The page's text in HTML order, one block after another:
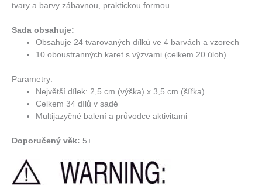
tvary a barvy zábavnou, praktickou formou.
Sada obsahuje:
Obsahuje 24 tvarovaných dílků ve 4 barvách a vzorech
10 oboustranných karet s výzvami (celkem 20 úloh)
Parametry:
Největší dílek: 2,5 cm (výška) x 3,5 cm (šířka)
Celkem 34 dílů v sadě
Multijazyčné balení a průvodce aktivitami
Doporučený věk: 5+